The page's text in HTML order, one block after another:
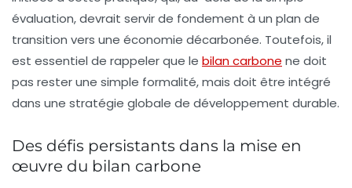
évaluation, devrait servir de fondement à un plan de
transition vers une économie décarbonée. Toutefois, il
est essentiel de rappeler que le bilan carbone ne doit
pas rester une simple formalité, mais doit être intégré
dans une stratégie globale de développement durable.
Des défis persistants dans la mise en
œuvre du bilan carbone